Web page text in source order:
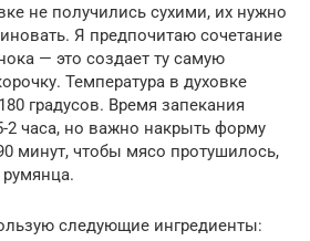
не получились сухими, их нужно
Я предпочитаю сочетание
— это создает ту самую
Температура в духовке
градусов. Время запекания
2 часа, но важно накрыть форму
минут, чтобы мясо протушилось,
румянца.
следующие ингредиенты: